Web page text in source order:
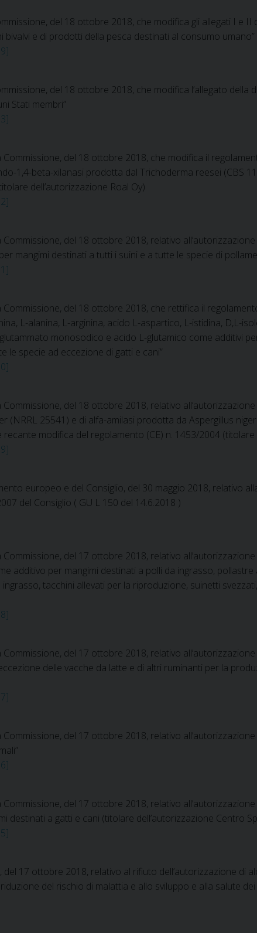
del 18 ottobre 2018, che modifica gli allegati I e
e di prodotti della pesca destinati al consumo umano”
del 18 ottobre 2018, che modifica l’allegato
Stati membri”
del 18 ottobre 2018, che modifica il
1,4-beta-xilanasi prodotta dal Trichoderma reesei (CBS
dell’autorizzazione Roal Oy)
del 18 ottobre 2018, relativo
mangimi destinati a tutti i suini e a tutte le specie di
del 18 ottobre 2018, che rettifica il
L-alanina, L-arginina, acido L-aspartico, L-istidina, D,L-
monosodico e acido L-glutamico come additivi
specie ad eccezione di gatti e cani”
del 18 ottobre 2018, relativo
(NRRL 25541) e di alfa-amilasi prodotta da Aspergillus
modifica del regolamento (CE) n. 1453/2004
europeo e del Consiglio, del 30 maggio 2018, relativo
del Consiglio ( GU L 150 del 14.6.2018 )
del 17 ottobre 2018, relativo
additivo per mangimi destinati a polli da ingrasso,
tacchini allevati per la riproduzione, suinetti
del 17 ottobre 2018, relativo
delle vacche da latte e di altri ruminanti per la
del 17 ottobre 2018, relativo
del 17 ottobre 2018, relativo
destinati a gatti e cani (titolare dell’autorizzazione Centro
del 17 ottobre 2018, relativo al rifiuto dell’autorizzazione di
del rischio di malattia e allo sviluppo e alla salute dei